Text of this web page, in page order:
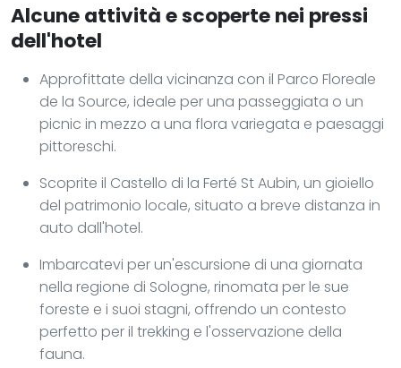
Alcune attività e scoperte nei pressi
dell'hotel
Approfittate della vicinanza con il Parco Floreale
de la Source, ideale per una passeggiata o un
picnic in mezzo a una flora variegata e paesaggi
pittoreschi.
Scoprite il Castello di la Ferté St Aubin, un gioiello
del patrimonio locale, situato a breve distanza in
auto dall'hotel.
Imbarcatevi per un'escursione di una giornata
nella regione di Sologne, rinomata per le sue
foreste e i suoi stagni, offrendo un contesto
perfetto per il trekking e l'osservazione della
fauna.